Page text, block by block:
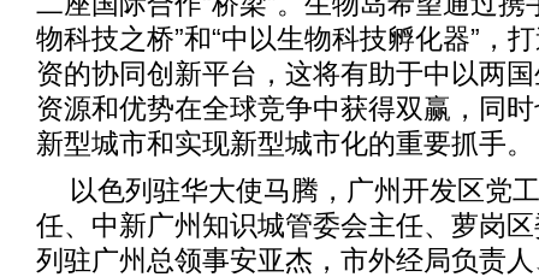
物科技之桥”和“中以生物科技孵化器”，
资的协同创新平台，这将有助于中以两
资源和优势在全球竞争中获得双赢，同
新型城市和实现新型城市化的重要抓手。
以色列驻华大使马腾，广州开发区党
任、中新广州知识城管委会主任、萝岗
列驻广州总领事安亚杰，市外经局负责